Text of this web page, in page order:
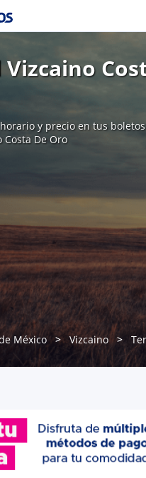
y precio en tus
Costa De Oro
México Vizcaino